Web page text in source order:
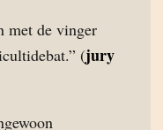
met de vinger
(jury